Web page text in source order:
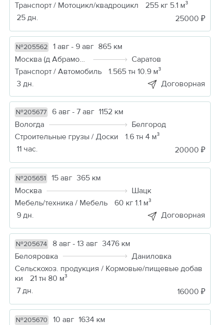
Транспорт / Мотоцикл/квадроцикл
255 кг 5.1 м³
25 дн.
25000 ₽
№205562 1 авг - 9 авг 865 км
Москва (д Абрамовка)
Саратов
Транспорт / Автомобиль
1.565 тн 10.9 м³
3 дн.
Договорная
№205677 6 авг - 7 авг 1152 км
Вологда
Белгород
Строительные грузы / Доски
1.6 тн 4 м³
11 час.
20000 ₽
№205651 15 авг 365 км
Москва
Шацк
Мебель/техника / Мебель
60 кг 1.1 м³
9 дн.
Договорная
№205674 8 авг - 13 авг 3476 км
Белояровка
Даниловка
Сельскохоз. продукция / Кормовые/пищевые добав
ки
21 тн 80 м³
7 дн.
16000 ₽
№205670 10 авг 1634 км